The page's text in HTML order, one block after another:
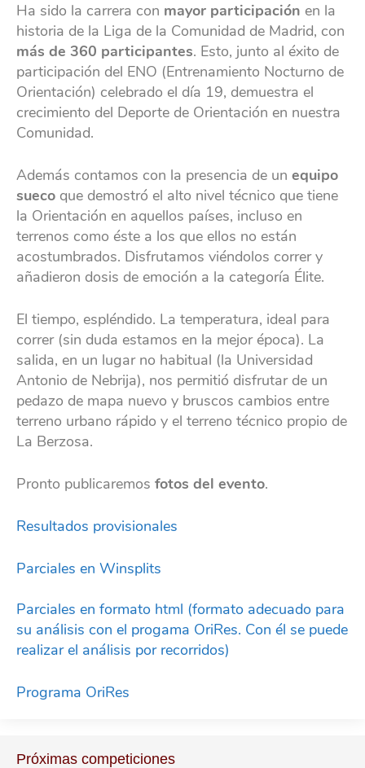
Ha sido la carrera con mayor participación en la
historia de la Liga de la Comunidad de Madrid, con
más de 360 participantes. Esto, junto al éxito de
participación del ENO (Entrenamiento Nocturno de
Orientación) celebrado el día 19, demuestra el
crecimiento del Deporte de Orientación en nuestra
Comunidad.
Además contamos con la presencia de un equipo
sueco que demostró el alto nivel técnico que tiene
la Orientación en aquellos países, incluso en
terrenos como éste a los que ellos no están
acostumbrados. Disfrutamos viéndolos correr y
añadieron dosis de emoción a la categoría Élite.
El tiempo, espléndido. La temperatura, ideal para
correr (sin duda estamos en la mejor época). La
salida, en un lugar no habitual (la Universidad
Antonio de Nebrija), nos permitió disfrutar de un
pedazo de mapa nuevo y bruscos cambios entre
terreno urbano rápido y el terreno técnico propio de
La Berzosa.
Pronto publicaremos fotos del evento.
Resultados provisionales
Parciales en Winsplits
Parciales en formato html (formato adecuado para
su análisis con el progama OriRes. Con él se puede
realizar el análisis por recorridos)
Programa OriRes
Próximas competiciones